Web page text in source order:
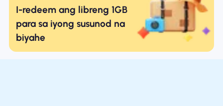
I-redeem ang libreng 1GB
para sa iyong susunod na
biyahe